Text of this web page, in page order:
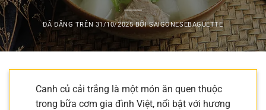
ĐÃ ĐĂNG TRÊN 31/10/2025 BỞISAIGONESEBAGUETTE
Canh củ cải trắng là một món ăn quen thuộc
trong bữa cơm gia đình Việt, nổi bật với hương